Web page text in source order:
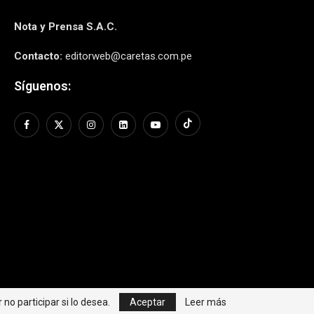
Nota y Prensa S.A.C.
Contacto: editorweb@caretas.com.pe
Síguenos:
participar si lo desea. Aceptar Leer más